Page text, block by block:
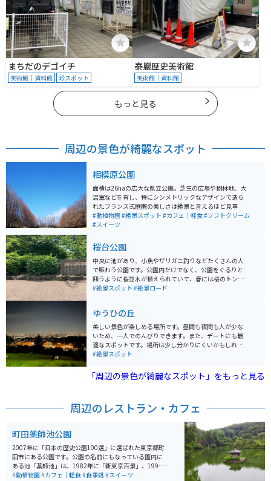
まちだのデゴイチ
美術館｜資料館 珍スポット
泰巖歴史美術館
美術館｜資料館
もっと見る
周辺の景色が綺麗なスポット
相模原公園
面積は26haの広大な県立公園。芝生の広場や樹林地、大
温室などを有し、特にシンメトリックなデザインで造ら
れたフランス式庭園の美しさは絶景と言えるほど見事な
もの。南側には相模原市立の「相模原麻溝公園」も隣接
していて、レジャースポットとしても魅力抜群！県内外
#動植物園#絶景スポット #カフェ｜軽食#ソフトクリーム
#スイーツ
桜台公園
中央に池があり、小魚やザリガニ釣りなどたくさんの人
で賑わう公園です。公園内だけでなく、公園をぐるりと
囲うように桜並木が植えられていて、春には桜のトンネ
ルの中を走ることができる絶景スポットです。また秋に
#絶景スポット #絶景ロード
ゆうひの丘
美しい景色が楽しめる場所です。昼間も夜間も人が少な
いため、一人でのんびりできます。また、デートにも最
適なスポットです。場所は少し分かりにくいかもしれま
せんが、少し坂を登ったところにあります。夜は綺麗な
#絶景スポット
「周辺の景色が綺麗なスポット」をもっと見る
周辺のレストラン・カフェ
町田薬師池公園
2007年に「日本の歴史公園100選」に選ばれた東京都町
田市にある公園です。公園の名前にもなっている園内に
ある池「薬師池」は、1982年に「新東京百景」、1998
年に「東京都指定名勝」に指定されています。 公園の敷
#動植物園#カフェ｜軽食#食事処 #スイーツ